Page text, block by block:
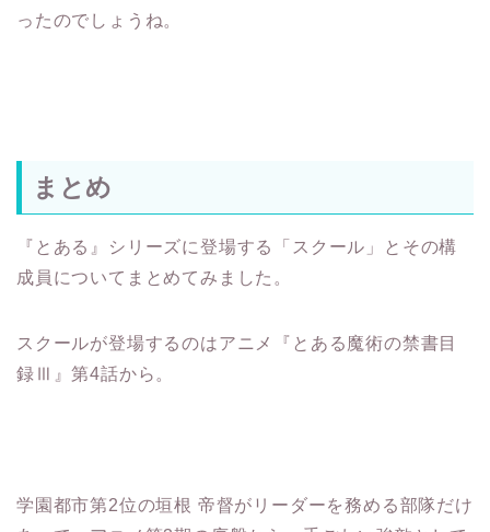
ったのでしょうね。
まとめ
『とある』シリーズに登場する「スクール」とその構
成員についてまとめてみました。
スクールが登場するのはアニメ『とある魔術の禁書目
録Ⅲ』第4話から。
学園都市第2位の垣根 帝督がリーダーを務める部隊だけ